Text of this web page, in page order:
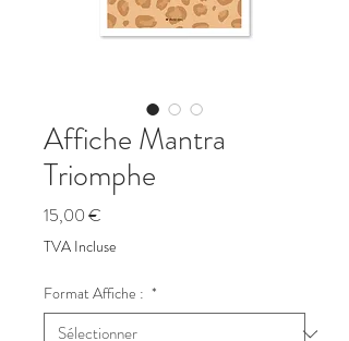
Affiche Mantra
Triomphe
15,00 €
TVA Incluse
Format Affiche : *